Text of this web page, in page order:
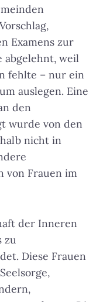
Examens zur
abgelehnt, weil
fehlte – nur ein
auslegen. Eine
den
wurde von den
nicht in
von Frauen im
der Inneren
zu
Diese Frauen